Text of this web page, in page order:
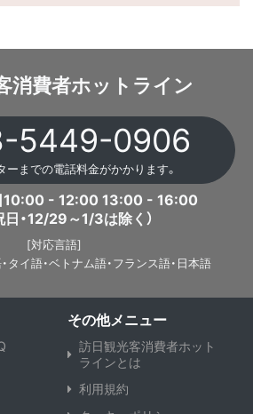
その他メニュー
訪日観光客消費者ホット
ラインとは
利用規約
消費者ホットライン
5449-0906
ーまでの電話料金がかかります。
10:00 - 12:00 13:00 - 16:00
日・12/29～1/3は除く）
[対応言語]
​タイ語・​ベトナム語・ ​フランス語・ ​日本語